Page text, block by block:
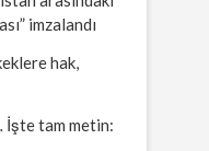
imzalandı
hak,
İşte tam metin: